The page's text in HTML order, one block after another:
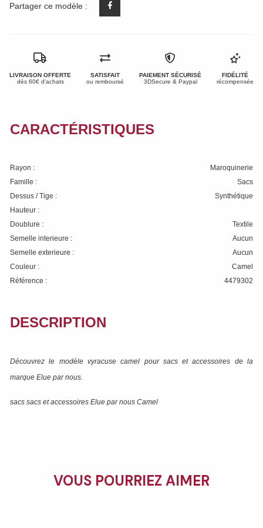
Partager ce modèle :
LIVRAISON OFFERTE
dès 60€ d'achats
SATISFAIT
ou remboursé
PAIEMENT SÉCURISÉ
3DSecure & Paypal
FIDÉLITÉ
récompensée
CARACTÉRISTIQUES
Rayon :
Maroquinerie
Famille :
Sacs
Dessus / Tige :
Synthétique
Hauteur :
Doublure :
Textile
Semelle interieure :
Aucun
Semelle exterieure :
Aucun
Couleur :
Camel
Référence :
4479302
DESCRIPTION
Découvrez le modèle vyracuse camel pour sacs et accessoires de la
marque Elue par nous.
sacs sacs et accessoires Elue par nous Camel
VOUS POURRIEZ AIMER